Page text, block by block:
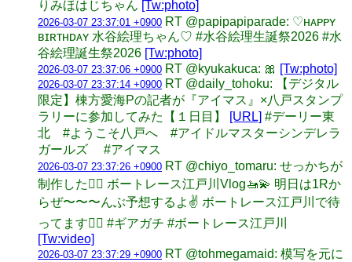
りみほはじちゃん [Tw:photo]
2026-03-07 23:37:01 +0900 RT @papipapiparade: ♡ʜᴀᴘᴘʏ
ʙɪʀᴛʜᴅᴀʏ 水谷絵理ちゃん♡ #水谷絵理生誕祭2026 #水
谷絵理誕生祭2026 [Tw:photo]
2026-03-07 23:37:06 +0900 RT @kyukakuca: 🎀 [Tw:photo]
2026-03-07 23:37:14 +0900 RT @daily_tohoku: 【デジタル
限定】棟方愛海Pの記者が『アイマス』×八戸スタンプ
ラリーに参加してみた【１日目】
[URL] #デーリー東
北 #ようこそ八戸へ #アイドルマスターシンデレラ
ガールズ #アイマス
2026-03-07 23:37:26 +0900 RT @chiyo_tomaru: せっかちが
制作した🏃‍♀️ ボートレース江戸川Vlog🚤💫 明日は1Rか
らぜ〜〜〜んぶ予想するよ✌️ ボートレース江戸川で待
ってます❤️‍🔥 #ギアガチ #ボートレース江戸川
[Tw:video]
2026-03-07 23:37:29 +0900 RT @tohmegamaid: 模写を元に